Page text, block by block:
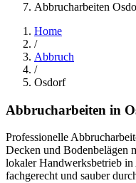
Abbrucharbeiten
Home
/
Abbruch
/
Osdorf
Abbrucharbeiten in
Professionelle
Decken und Bodenbelägen
lokaler Handwerksbetrieb
fachgerecht und sauber